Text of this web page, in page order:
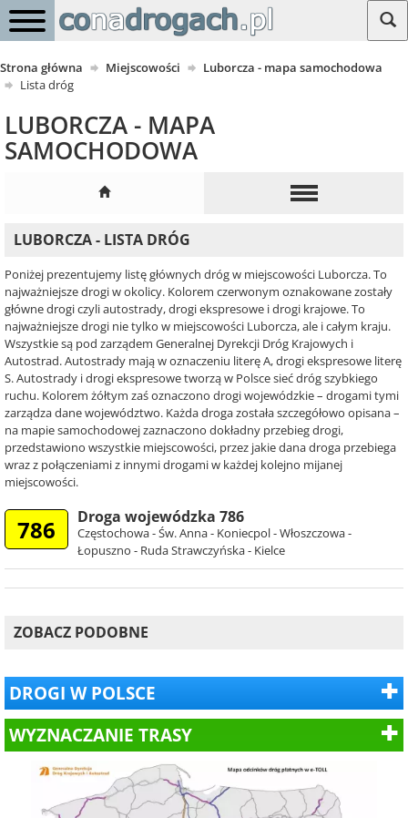
Strona główna Miejscowości
Luborcza - mapa samochodowa
Lista dróg
LUBORCZA - MAPA
SAMOCHODOWA
LUBORCZA - LISTA DRÓG
Poniżej prezentujemy listę głównych dróg w miejscowości Luborcza. To
najważniejsze drogi w okolicy. Kolorem czerwonym oznakowane zostały
główne drogi czyli autostrady, drogi ekspresowe i drogi krajowe. To
najważniejsze drogi nie tylko w miejscowości Luborcza, ale i całym kraju.
Wszystkie są pod zarządem Generalnej Dyrekcji Dróg Krajowych i
Autostrad. Autostrady mają w oznaczeniu literę A, drogi ekspresowe literę
S. Autostrady i drogi ekspresowe tworzą w Polsce sieć dróg szybkiego
ruchu. Kolorem żółtym zaś oznaczono drogi wojewódzkie – drogami tymi
zarządza dane województwo. Każda droga została szczegółowo opisana –
na mapie samochodowej zaznaczono dokładny przebieg drogi,
przedstawiono wszystkie miejscowości, przez jakie dana droga przebiega
wraz z połączeniami z innymi drogami w każdej kolejno mijanej
miejscowości.
786 Droga wojewódzka 786
Częstochowa - Św. Anna - Koniecpol - Włoszczowa -
Łopuszno - Ruda Strawczyńska - Kielce
ZOBACZ PODOBNE
DROGI W POLSCE
WYZNACZANIE TRASY